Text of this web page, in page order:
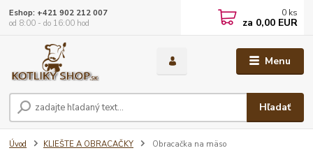
Menu
Hľadať
Eshop: +421 902 212 007
od 8:00 - do 16:00 hod
0 ks
za 0,00 EUR
Úvod KLIEŠTE A OBRACAČKY Obracačka na mäso